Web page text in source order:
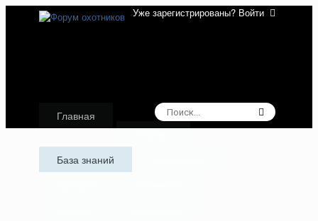
Уже зарегистрированы? Войти
Главная
База знаний